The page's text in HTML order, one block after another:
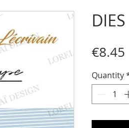
€8.45
Quantity